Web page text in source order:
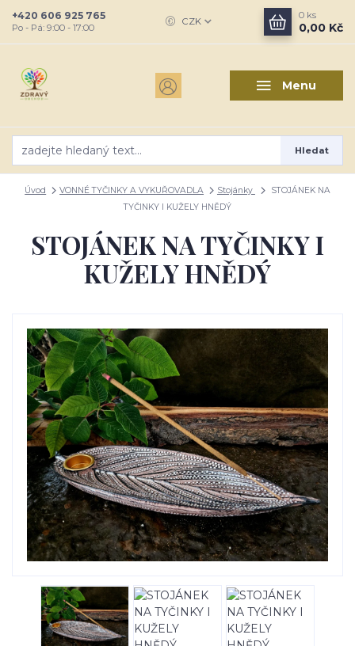
Menu
CZK
Hledat
+420 606 925 765
Po - Pá: 9:00 - 17:00
0 ks
0,00 Kč
Úvod VONNÉ TYČINKY A VYKUŘOVADLA Stojánky
STOJÁNEK NA
TYČINKY I KUŽELY HNĚDÝ
STOJÁNEK NA TYČINKY I
KUŽELY HNĚDÝ